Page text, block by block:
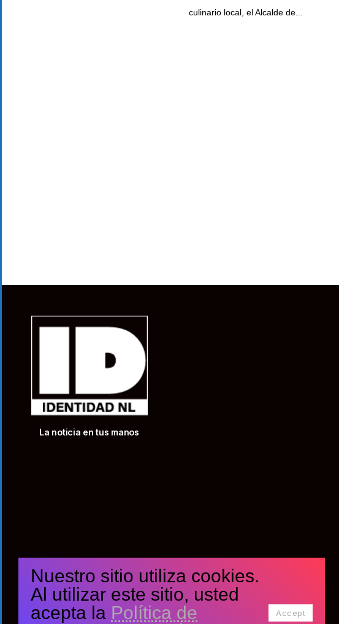
culinario local, el Alcalde de...
La noticia en tus manos
Nuestro sitio utiliza cookies.
Al utilizar este sitio, usted
acepta la Política de
Accept